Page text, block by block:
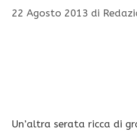
22 Agosto 2013 di
Un’altra serata ricca di